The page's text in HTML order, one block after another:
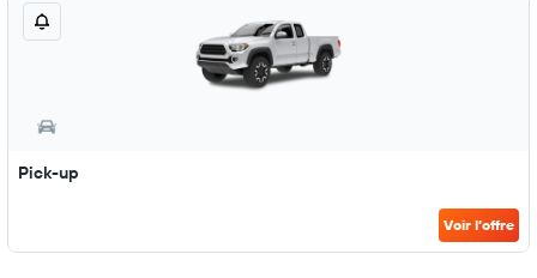
Pick-up
Voir l’offre